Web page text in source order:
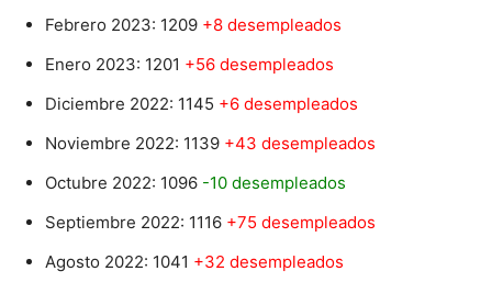
Febrero 2023: 1209 +8 desempleados
Enero 2023: 1201 +56 desempleados
Diciembre 2022: 1145 +6 desempleados
Noviembre 2022: 1139 +43 desempleados
Octubre 2022: 1096 -10 desempleados
Septiembre 2022: 1116 +75 desempleados
Agosto 2022: 1041 +32 desempleados